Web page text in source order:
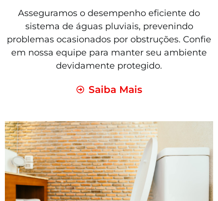
Asseguramos o desempenho eficiente do
sistema de águas pluviais, prevenindo
problemas ocasionados por obstruções. Confie
em nossa equipe para manter seu ambiente
devidamente protegido.
Saiba Mais